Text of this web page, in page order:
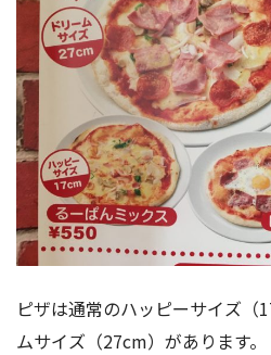
ピザは通常のハッピーサイズ（
ムサイズ（27cm）があります。